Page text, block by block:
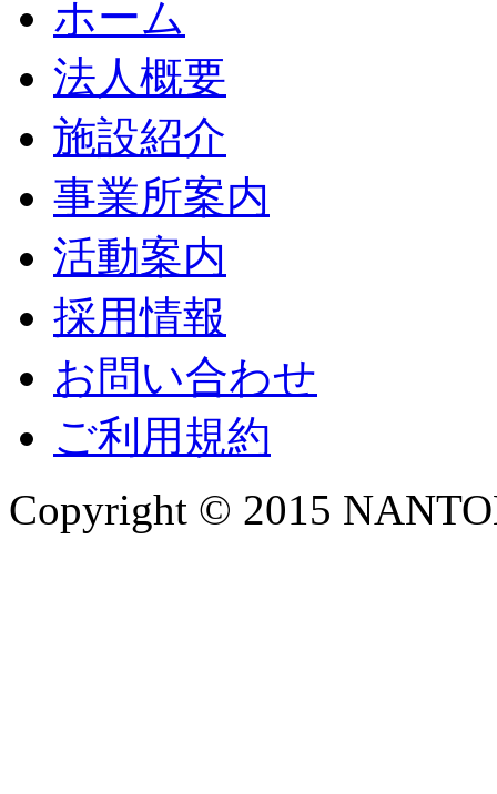
ホーム
法人概要
施設紹介
事業所案内
活動案内
採用情報
お問い合わせ
ご利用規約
Copyright © 2015